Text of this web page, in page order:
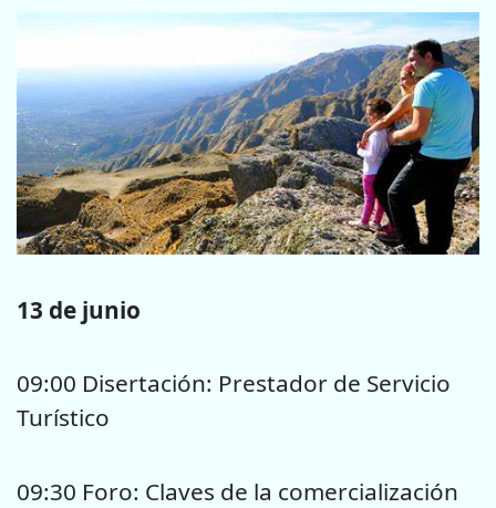
13 de junio
09:00 Disertación: Prestador de Servicio
Turístico
09:30 Foro: Claves de la comercialización